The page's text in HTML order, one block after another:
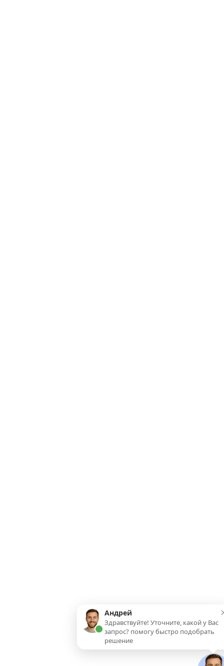
Андрей
Здравствуйте! Уточните, какой у Вас
запрос? помогу быстро подобрать
решение